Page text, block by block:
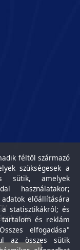
és
féltől származó
szükségesek a
sütik, amelyek
használatakor;
előállítására
statisztikákról; és
tartalom és reklám
elfogadása"
az összes sütik